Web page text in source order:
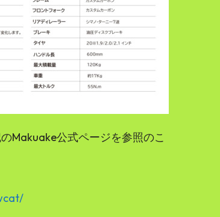
Makuake公式ページを参照のこ